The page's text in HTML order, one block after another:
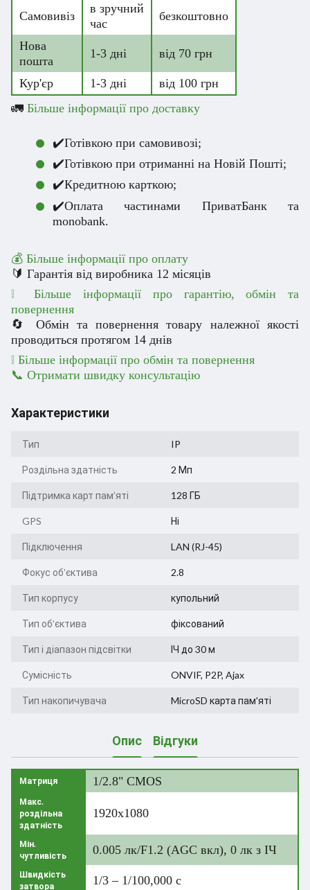
Самовивіз
в зручний
час
безкоштовно
Нова
пошта
1-3 дні від 70 грн
Кур'єр 1-3 дні
від 100 грн
🚛 Більше інформації про доставку
✔️Готівкою при самовивозі;
✔️Готівкою при отриманні на Новій Пошті;
✔️Кредитною карткою;
✔️Оплата частинами ПриватБанк та
monobank.
💰 Більше інформації про оплату
🔰 Гарантія від виробника 12 місяців
❕ Більше інформації про гарантію, обмін та
повернення
🔄 Обмін та повернення товару належної якості
проводиться протягом 14 днів
❕ Більше інформації про обмін та повернення
📞 Отримати швидку консультацію
Характеристики
Тип IP
Роздільна здатність 2 Мп
Підтримка карт пам’яті 128 ГБ
GPS Ні
Підключення LAN (RJ-45)
Фокус об’єктива 2.8
Тип корпусу купольний
Тип об’єктива фіксований
Тип і діапазон підсвітки ІЧ до 30 м
Сумісність ONVIF, P2P, Ajax
Тип накопичувача MicroSD карта пам'яті
Опис Відгуки
Матриця 1/2.8" CMOS
Макс.
роздільна
здатність
1920x1080
Мін.
чутливість
0.005 лк/F1.2 (AGC вкл), 0 лк з ІЧ
Швидкість
затвора
1/3 – 1/100,000 с